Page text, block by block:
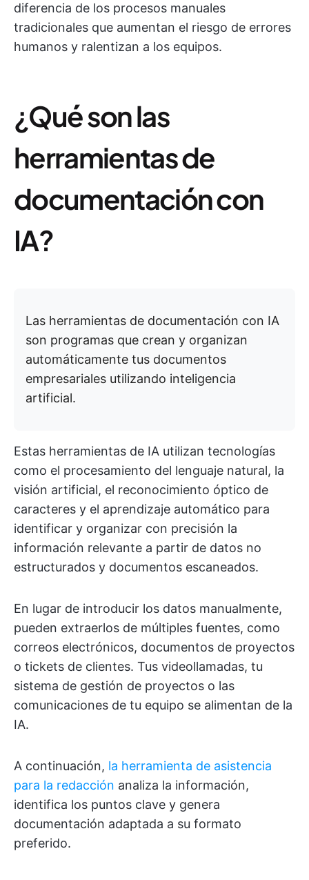
diferencia de los procesos manuales
tradicionales que aumentan el riesgo de errores
humanos y ralentizan a los equipos.
¿Qué son las
herramientas de
documentación con
IA?
Las herramientas de documentación con IA
son programas que crean y organizan
automáticamente tus documentos
empresariales utilizando inteligencia
artificial.
Estas herramientas de IA utilizan tecnologías
como el procesamiento del lenguaje natural, la
visión artificial, el reconocimiento óptico de
caracteres y el aprendizaje automático para
identificar y organizar con precisión la
información relevante a partir de datos no
estructurados y documentos escaneados.
En lugar de introducir los datos manualmente,
pueden extraerlos de múltiples fuentes, como
correos electrónicos, documentos de proyectos
o tickets de clientes. Tus videollamadas, tu
sistema de gestión de proyectos o las
comunicaciones de tu equipo se alimentan de la
IA.
A continuación, la herramienta de asistencia
para la redacción analiza la información,
identifica los puntos clave y genera
documentación adaptada a su formato
preferido.